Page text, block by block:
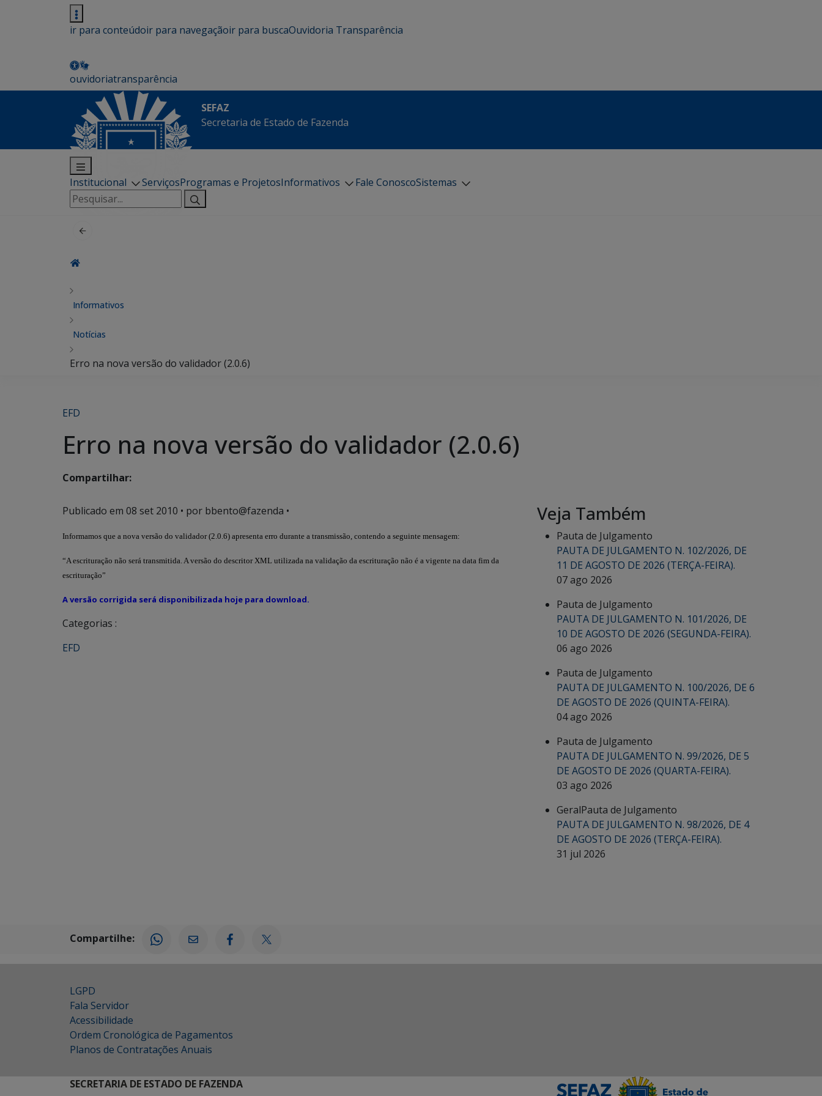
ir para conteúdoir para navegaçãoir para buscaOuvidoria Transparência
ouvidoriatransparência
SEFAZ
Secretaria de Estado de Fazenda
Institucional ServiçosProgramas e ProjetosInformativos Fale ConoscoSistemas
Pesquisar
por:
Informativos
Notícias
Erro na nova versão do validador (2.0.6)
EFD
Erro na nova versão do validador (2.0.6)
Compartilhar:
Publicado em 08 set 2010 • por bbento@fazenda •
Informamos que a nova versão do validador (2.0.6) apresenta erro durante a transmissão, contendo a seguinte mensagem:
“A escrituração não será transmitida. A versão do descritor XML utilizada na validação da escrituração não é a vigente na data fim da
escrituração”
A versão corrigida será disponibilizada hoje para download.
Categorias :
EFD
Veja Também
Pauta de Julgamento
PAUTA DE JULGAMENTO N. 102/2026, DE
11 DE AGOSTO DE 2026 (TERÇA-FEIRA).
07 ago 2026
Pauta de Julgamento
PAUTA DE JULGAMENTO N. 101/2026, DE
10 DE AGOSTO DE 2026 (SEGUNDA-FEIRA).
06 ago 2026
Pauta de Julgamento
PAUTA DE JULGAMENTO N. 100/2026, DE 6
DE AGOSTO DE 2026 (QUINTA-FEIRA).
04 ago 2026
Pauta de Julgamento
PAUTA DE JULGAMENTO N. 99/2026, DE 5
DE AGOSTO DE 2026 (QUARTA-FEIRA).
03 ago 2026
GeralPauta de Julgamento
PAUTA DE JULGAMENTO N. 98/2026, DE 4
DE AGOSTO DE 2026 (TERÇA-FEIRA).
31 jul 2026
Compartilhe:
LGPD
Fala Servidor
Acessibilidade
Ordem Cronológica de Pagamentos
Planos de Contratações Anuais
SECRETARIA DE ESTADO DE FAZENDA